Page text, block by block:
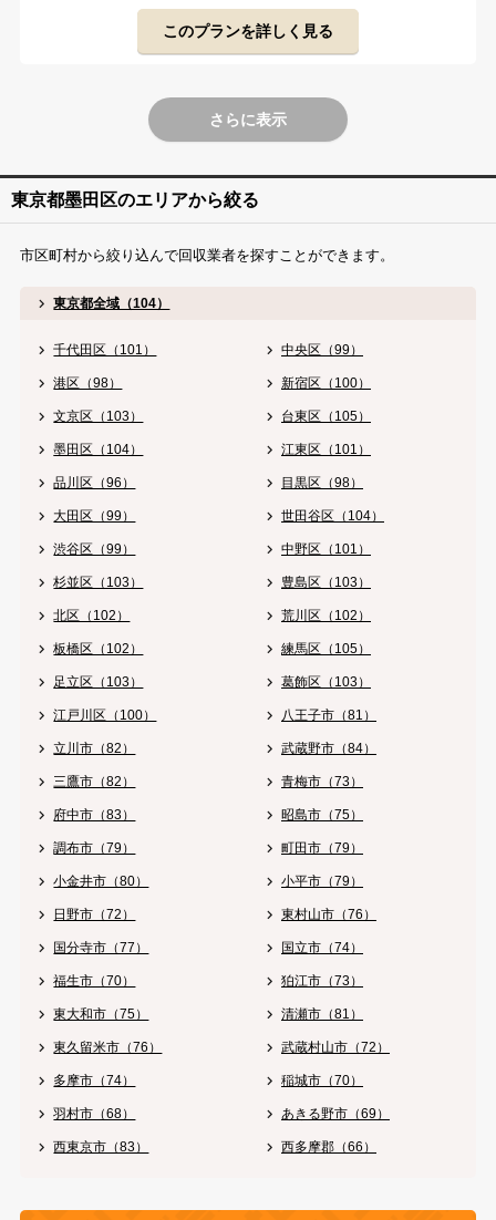
このプランを詳しく見る
さらに表示
東京都墨田区のエリアから絞る
市区町村から絞り込んで回収業者を探すことができます。
東京都全域（104）
千代田区（101） 中央区（99）
港区（98） 新宿区（100）
文京区（103） 台東区（105）
墨田区（104） 江東区（101）
品川区（96） 目黒区（98）
大田区（99） 世田谷区（104）
渋谷区（99） 中野区（101）
杉並区（103） 豊島区（103）
北区（102） 荒川区（102）
板橋区（102） 練馬区（105）
足立区（103） 葛飾区（103）
江戸川区（100） 八王子市（81）
立川市（82） 武蔵野市（84）
三鷹市（82） 青梅市（73）
府中市（83） 昭島市（75）
調布市（79） 町田市（79）
小金井市（80） 小平市（79）
日野市（72） 東村山市（76）
国分寺市（77） 国立市（74）
福生市（70） 狛江市（73）
東大和市（75） 清瀬市（81）
東久留米市（76） 武蔵村山市（72）
多摩市（74） 稲城市（70）
羽村市（68） あきる野市（69）
西東京市（83） 西多摩郡（66）